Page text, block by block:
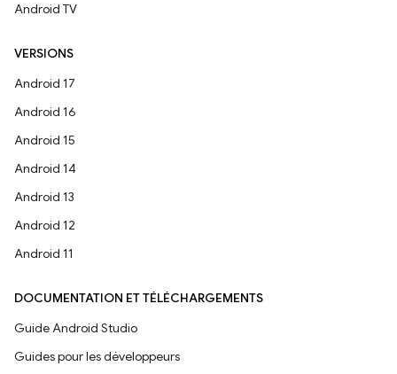
Android TV
VERSIONS
Android 17
Android 16
Android 15
Android 14
Android 13
Android 12
Android 11
DOCUMENTATION ET TÉLÉCHARGEMENTS
Guide Android Studio
Guides pour les développeurs